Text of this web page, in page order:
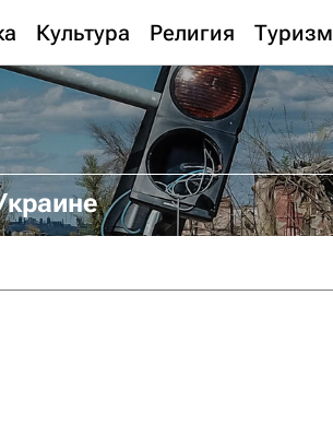
Культура Религия Туризм